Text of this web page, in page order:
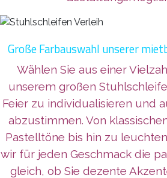
Große Farbauswahl unserer
Wählen Sie aus einer
unserem großen
Feier zu individualisieren und
abzustimmen. Von
Pastelltöne bis hin zu
wir für jeden Geschmack die
gleich, ob Sie dezente